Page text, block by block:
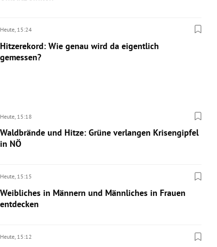
Heute, 15:24
Hitzerekord: Wie genau wird da eigentlich
gemessen?
Heute, 15:18
Waldbrände und Hitze: Grüne verlangen Krisengipfel
in NÖ
Heute, 15:15
Weibliches in Männern und Männliches in Frauen
entdecken
Heute, 15:12